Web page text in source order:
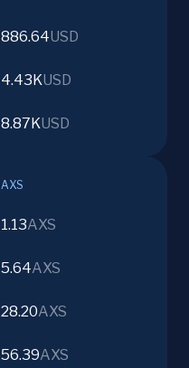
886.64USD
4.43KUSD
8.87KUSD
AXS
1.13AXS
5.64AXS
28.20AXS
56.39AXS